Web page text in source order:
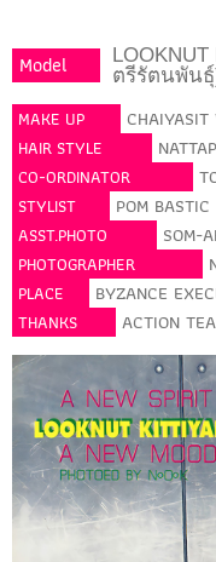
Model
ตรีรัตนพัน
MAKE UP
HAIR STYLE
CO-ORDINATOR
STYLIST POM BASTIC
ASST.PHOTO SOM-
PHOTOGRAPHER
PLACE BYZANCE
THANKS ACTION